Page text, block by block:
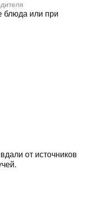
блюда или при
от источников